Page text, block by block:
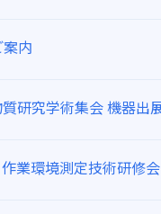
内
研究学術集会 機器出
業環境測定技術研修